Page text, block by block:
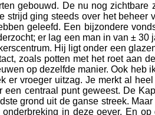
gebouwd. De nu nog zichtbare
strijd ging steeds over het beheer
geleefd. Een bijzondere
er lag een man in van ± 30
Hij ligt onder een
zoals potten met het roet aan
op dezelfde manier. Ook heb
er vroeger uitzag. Je merkt al
centraal punt geweest. De
grond uit de ganse streek. Maar
in deze oever. En op